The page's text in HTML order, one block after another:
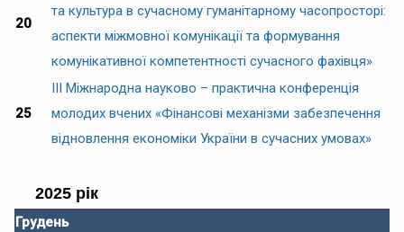
20
та культура в сучасному гуманітарному часопросторі:
аспекти міжмовної комунікації та формування
комунікативної компетентності сучасного фахівця»
25
ІІІ Міжнародна науково – практична конференція
молодих вчених «Фінансові механізми забезпечення
відновлення економіки України в сучасних умовах»
2025 рік
Грудень